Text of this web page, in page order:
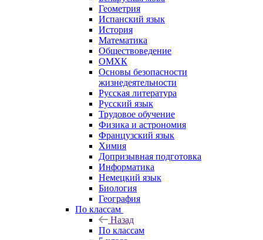
Геометрия
Испанский язык
История
Математика
Обществоведение
ОМХК
Основы безопасности
жизнедеятельности
Русская литература
Русский язык
Трудовое обучение
Физика и астрономия
Французский язык
Химия
Допризывная подготовка
Информатика
Немецкий язык
Биология
География
По классам
Назад
По классам